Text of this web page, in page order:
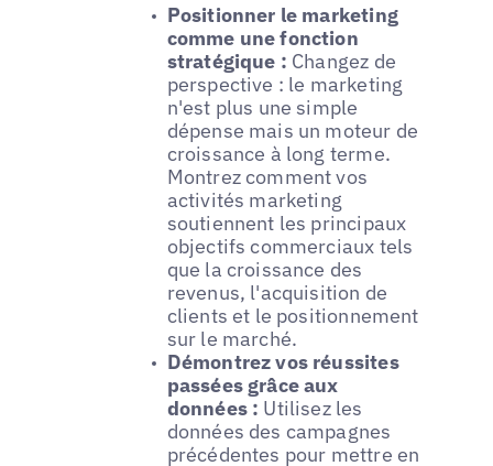
Positionner le marketing
comme une fonction
stratégique : Changez de
perspective : le marketing
n'est plus une simple
dépense mais un moteur de
croissance à long terme.
Montrez comment vos
activités marketing
soutiennent les principaux
objectifs commerciaux tels
que la croissance des
revenus, l'acquisition de
clients et le positionnement
sur le marché.
Démontrez vos réussites
passées grâce aux
données : Utilisez les
données des campagnes
précédentes pour mettre en